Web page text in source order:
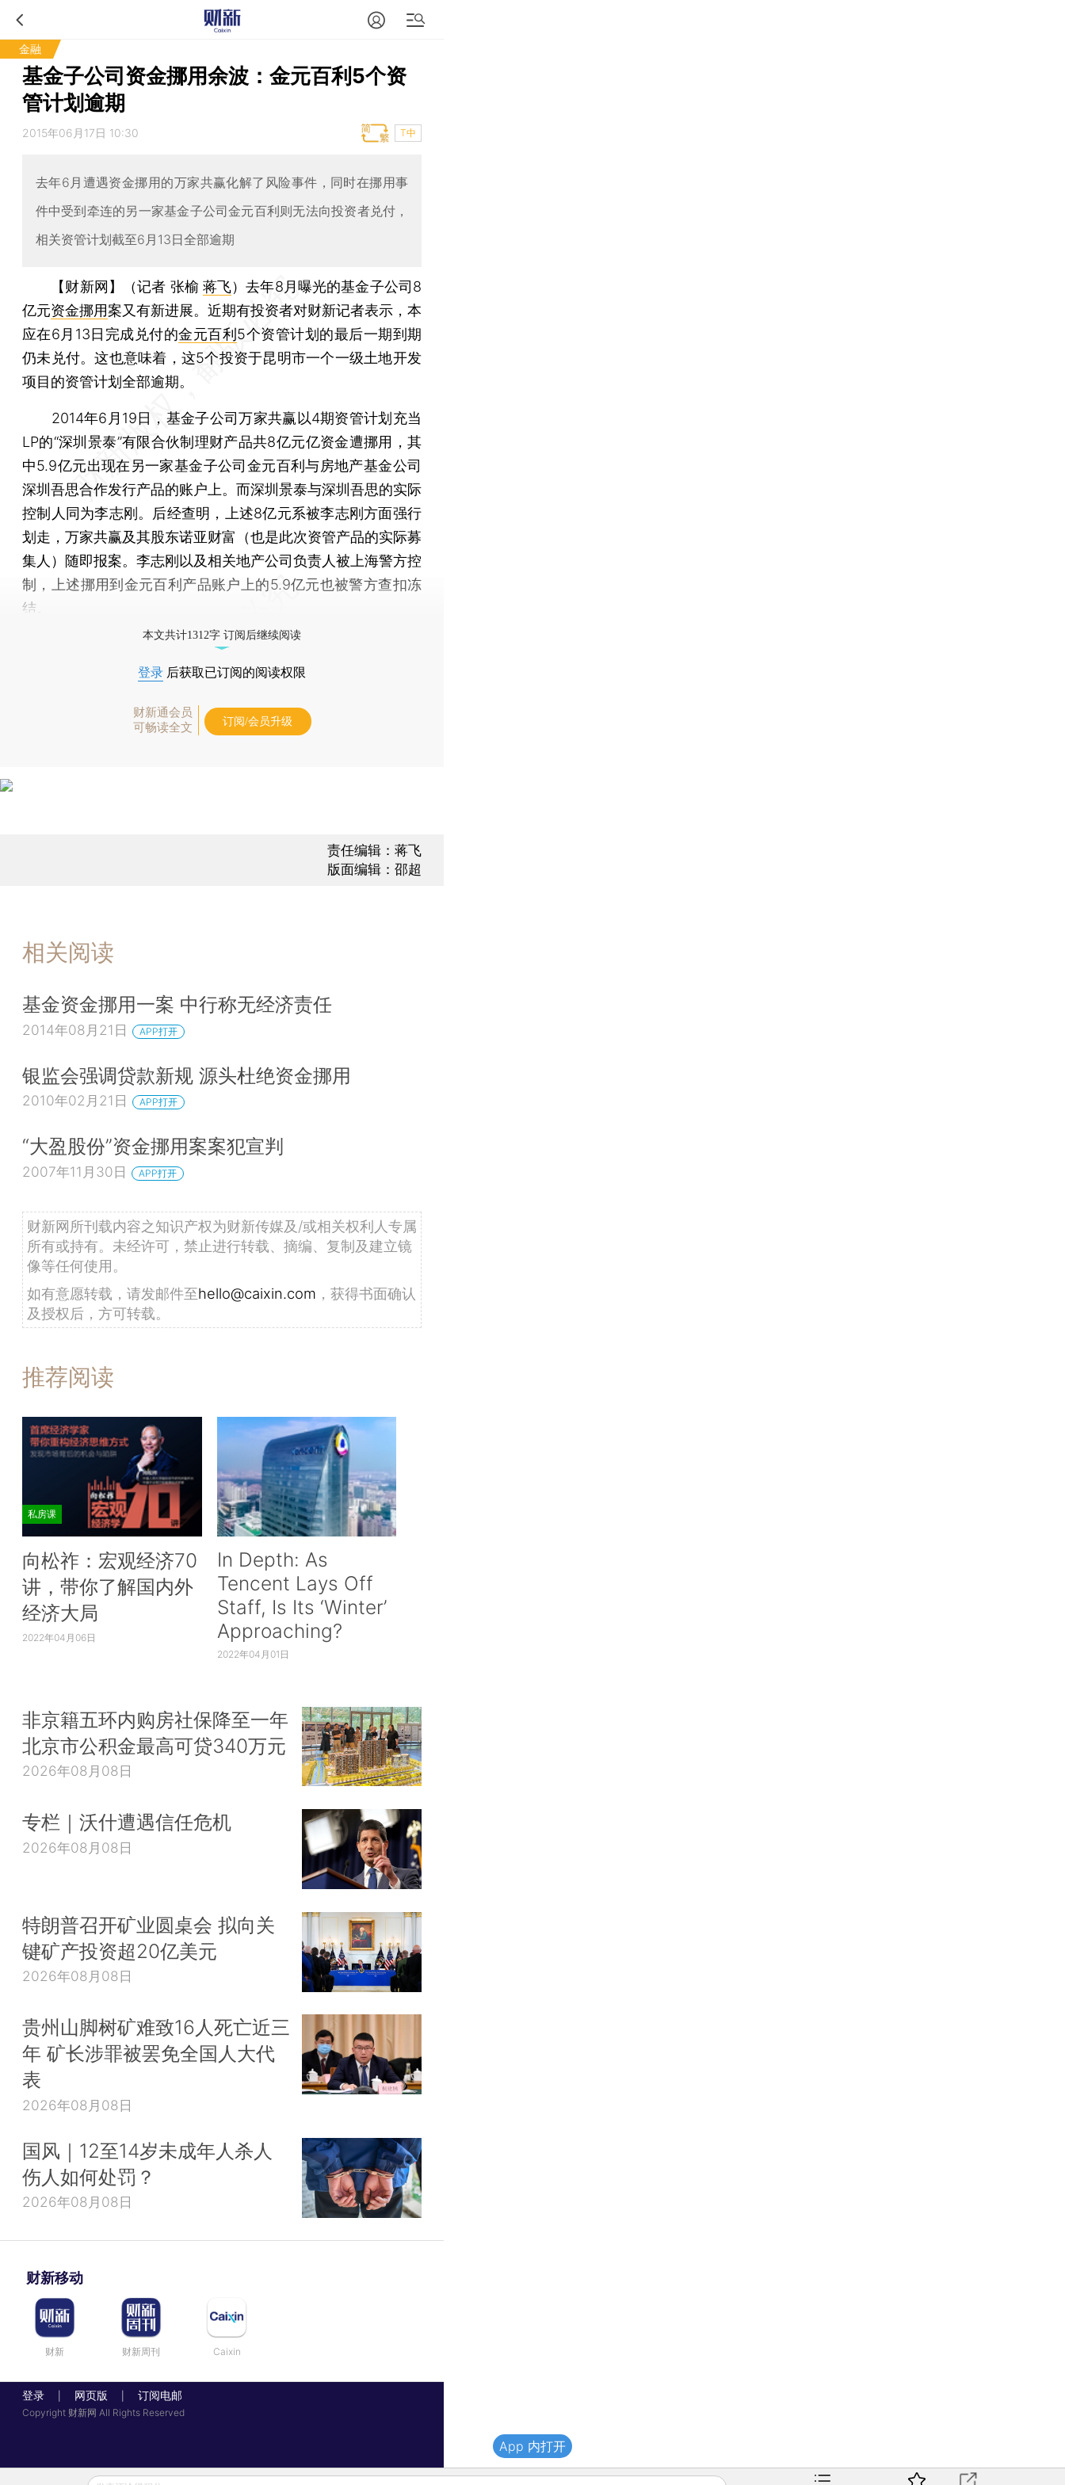
金融
基金子公司资金挪用余波：金元百利5个资
管计划逾期
2015年06月17日 10:30 T中
去年6月遭遇资金挪用的万家共赢化解了风险事件，同时在挪用事
件中受到牵连的另一家基金子公司金元百利则无法向投资者兑付，
相关资管计划截至6月13日全部逾期
【财新网】（记者 张榆 蒋飞）去年8月曝光的基金子公司8
亿元资金挪用案又有新进展。近期有投资者对财新记者表示，本
应在6月13日完成兑付的金元百利5个资管计划的最后一期到期
仍未兑付。这也意味着，这5个投资于昆明市一个一级土地开发
项目的资管计划全部逾期。
2014年6月19日，基金子公司万家共赢以4期资管计划充当
LP的“深圳景泰”有限合伙制理财产品共8亿元亿资金遭挪用，其
中5.9亿元出现在另一家基金子公司金元百利与房地产基金公司
深圳吾思合作发行产品的账户上。而深圳景泰与深圳吾思的实际
控制人同为李志刚。后经查明，上述8亿元系被李志刚方面强行
划走，万家共赢及其股东诺亚财富（也是此次资管产品的实际募
集人）随即报案。李志刚以及相关地产公司负责人被上海警方控
制，上述挪用到金元百利产品账户上的5.9亿元也被警方查扣冻
结。
本文共计1312字 订阅后继续阅读
登录 后获取已订阅的阅读权限
财新通会员
可畅读全文
订阅/会员升级
责任编辑：蒋飞
版面编辑：邵超
相关阅读
基金资金挪用一案 中行称无经济责任
2014年08月21日 APP打开
银监会强调贷款新规 源头杜绝资金挪用
2010年02月21日 APP打开
“大盈股份”资金挪用案案犯宣判
2007年11月30日 APP打开
财新网所刊载内容之知识产权为财新传媒及/或相关权利人专属
所有或持有。未经许可，禁止进行转载、摘编、复制及建立镜
像等任何使用。
如有意愿转载，请发邮件至hello@caixin.com ，获得书面确认
及授权后，方可转载。
推荐阅读
私房课
向松祚：宏观经济70
讲，带你了解国内外
经济大局
2022年04月06日
In Depth: As
Tencent Lays Off
Staff, Is Its ‘Winter’
Approaching?
2022年04月01日
非京籍五环内购房社保降至一年
北京市公积金最高可贷340万元
2026年08月08日
专栏｜沃什遭遇信任危机
2026年08月08日
特朗普召开矿业圆桌会 拟向关
键矿产投资超20亿美元
2026年08月08日
贵州山脚树矿难致16人死亡近三
年 矿长涉罪被罢免全国人大代
表
2026年08月08日
国风｜12至14岁未成年人杀人
伤人如何处罚？
2026年08月08日
财新移动
财新 财新周刊 Caixin
登录 网页版 订阅电邮
Copyright 财新网 All Rights Reserved
App 内打开